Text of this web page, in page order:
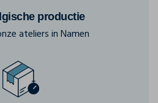
productie
ateliers in Namen